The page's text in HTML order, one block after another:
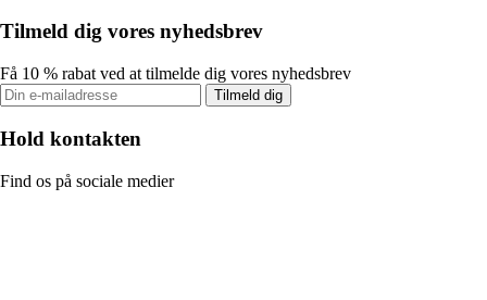
Tilmeld dig vores nyhedsbrev
Få 10 % rabat ved at tilmelde dig vores nyhedsbrev
Tilmeld dig
Hold kontakten
Find os på sociale medier